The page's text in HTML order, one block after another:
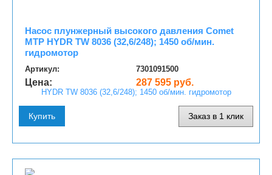
Насос плунжерный высокого давления Comet
MTP HYDR TW 8036 (32,6/248); 1450 об/мин.
гидромотор
Артикул: 7301091500
Цена: 287 595 руб.
Купить Заказ в 1 клик